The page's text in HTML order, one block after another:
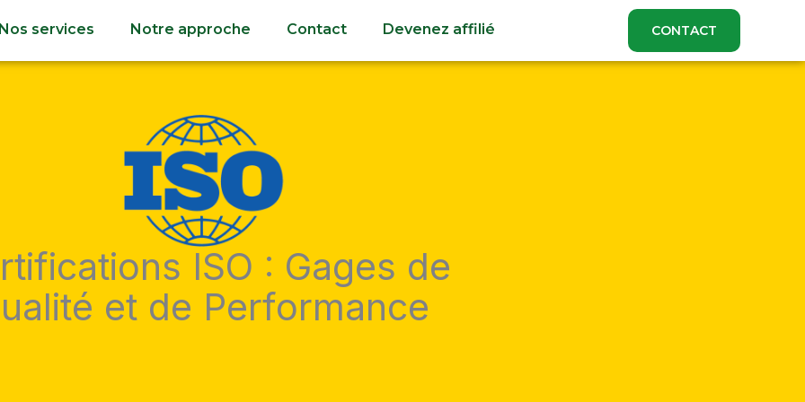
Nos services Notre approche Contact Devenez affilié CONTACT
ISO : Gages de
et de Performance